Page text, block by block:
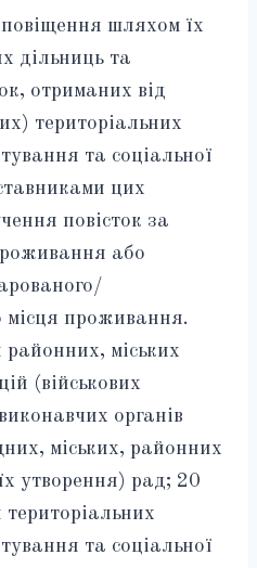
шляхом їх
дільниць та
отриманих від
територіальних
та соціальної
цих
повісток за
або
місця проживання.
міських
(військових
органів
міських, районних
утворення) рад; 20
та соціальної